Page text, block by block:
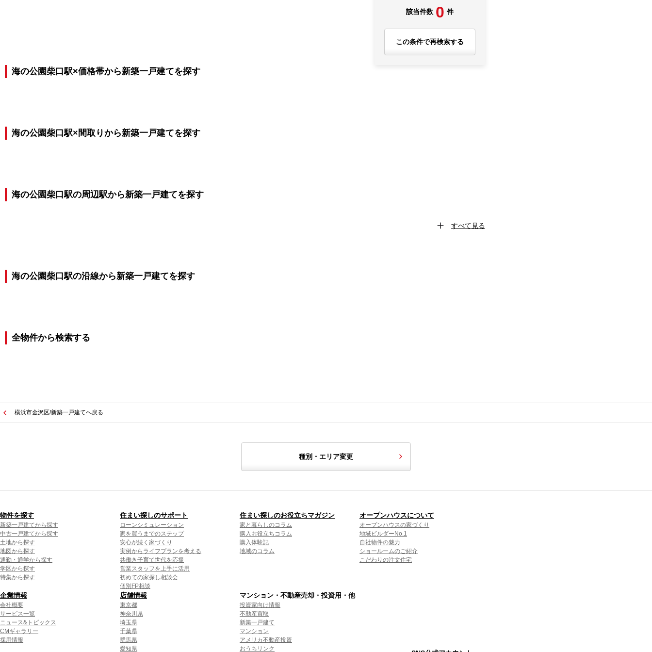
該当件数 0 件
この条件で再検索する
海の公園柴口駅×価格帯から新築一戸建てを探す
海の公園柴口駅×間取りから新築一戸建てを探す
海の公園柴口駅の周辺駅から新築一戸建てを探す
すべて見る
海の公園柴口駅の沿線から新築一戸建てを探す
全物件から検索する
横浜市金沢区/新築一戸建てへ戻る
種別・エリア変更
物件を探す
新築一戸建てから探す
中古一戸建てから探す
土地から探す
地図から探す
通勤・通学から探す
学区から探す
特集から探す
住まい探しのサポート
ローンシミュレーション
家を買うまでのステップ
安心が続く家づくり
実例からライフプランを考える
共働き子育て世代を応援
営業スタッフを上手に活用
初めての家探し相談会
個別FP相談
住まい探しのお役立ちマガジン
家と暮らしのコラム
購入お役立ちコラム
購入体験記
地域のコラム
オープンハウスについて
オープンハウスの家づくり
地域ビルダーNo.1
自社物件の魅力
ショールームのご紹介
こだわりの注文住宅
企業情報
会社概要
サービス一覧
ニュース&トピックス
CMギャラリー
採用情報
店舗情報
東京都
神奈川県
埼玉県
千葉県
群馬県
愛知県
マンション・不動産売却・投資用・他
投資家向け情報
不動産買取
新築一戸建て
マンション
アメリカ不動産投資
おうちリンク